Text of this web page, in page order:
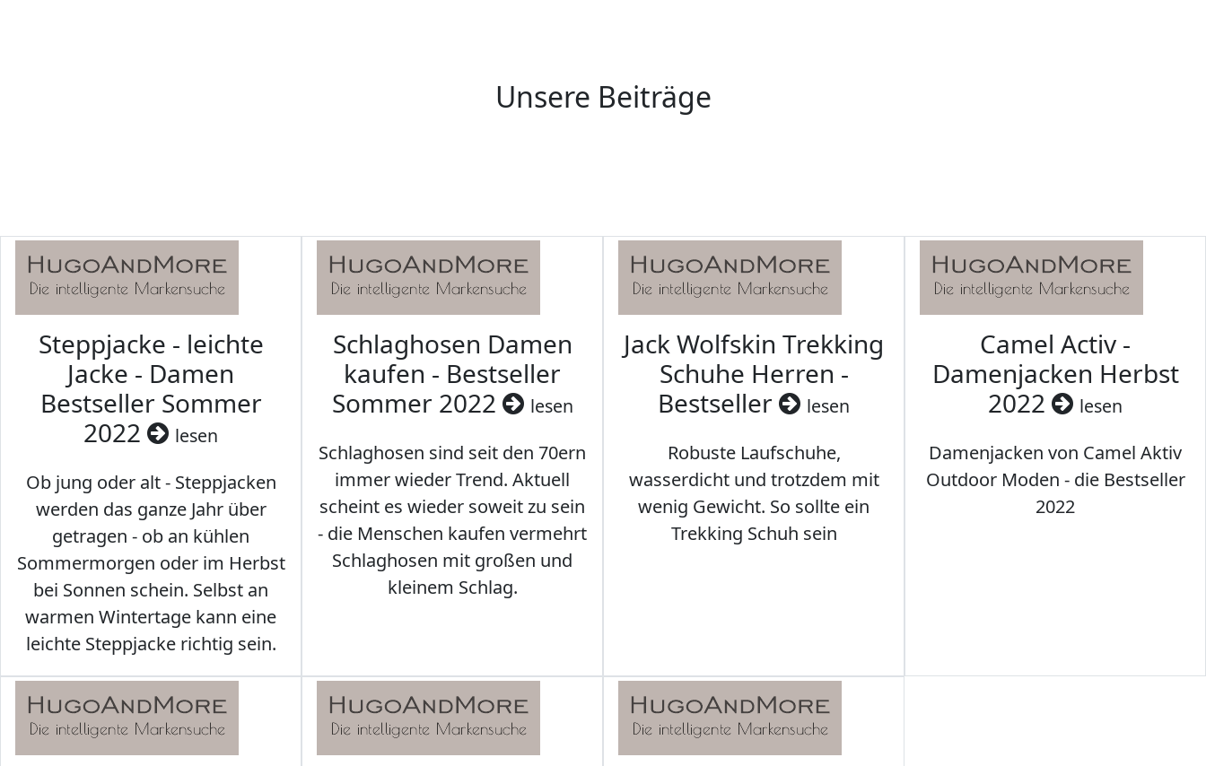
Unsere Beiträge
Steppjacke - leichte
Jacke - Damen
Bestseller Sommer
2022
lesen
Ob jung oder alt - Steppjacken
werden das ganze Jahr über
getragen - ob an kühlen
Sommermorgen oder im Herbst
bei Sonnen schein. Selbst an
warmen Wintertage kann eine
leichte Steppjacke richtig sein.
Schlaghosen Damen
kaufen - Bestseller
Sommer 2022
lesen
Schlaghosen sind seit den 70ern
immer wieder Trend. Aktuell
scheint es wieder soweit zu sein
- die Menschen kaufen vermehrt
Schlaghosen mit großen und
kleinem Schlag.
Jack Wolfskin Trekking
Schuhe Herren -
Bestseller
lesen
Robuste Laufschuhe,
wasserdicht und trotzdem mit
wenig Gewicht. So sollte ein
Trekking Schuh sein
Camel Activ -
Damenjacken Herbst
2022
lesen
Damenjacken von Camel Aktiv
Outdoor Moden - die Bestseller
2022